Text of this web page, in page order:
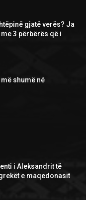
gjatë verës? Ja
3 përbërës që i
shumë në
i Aleksandrit të
e maqedonasit